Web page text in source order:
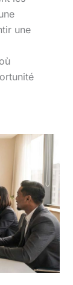
une